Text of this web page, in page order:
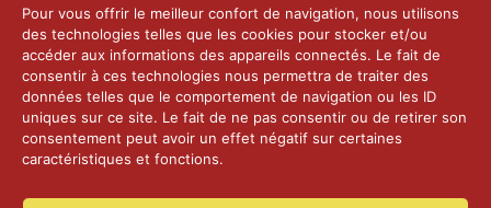
Pour vous offrir le meilleur confort de navigation, nous utilisons
des technologies telles que les cookies pour stocker et/ou
accéder aux informations des appareils connectés. Le fait de
consentir à ces technologies nous permettra de traiter des
données telles que le comportement de navigation ou les ID
uniques sur ce site. Le fait de ne pas consentir ou de retirer son
consentement peut avoir un effet négatif sur certaines
caractéristiques et fonctions.
25 juin 2026
2025 – Palais Fédéral – Berne
25 juin 2026
14 janvier 2025